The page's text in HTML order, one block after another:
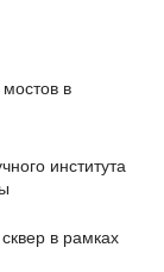
в
института
в рамках